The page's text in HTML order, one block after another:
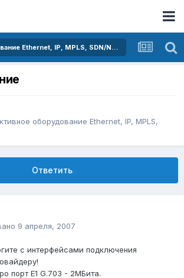
Активное оборудование Ethernet, IP, MPLS, SDN/NFV...
оборудование Ethernet, IP, MPLS,
Ответить
9 апреля, 2007
с интерфейсами подключения
порт E1 G.703 - 2МБита.